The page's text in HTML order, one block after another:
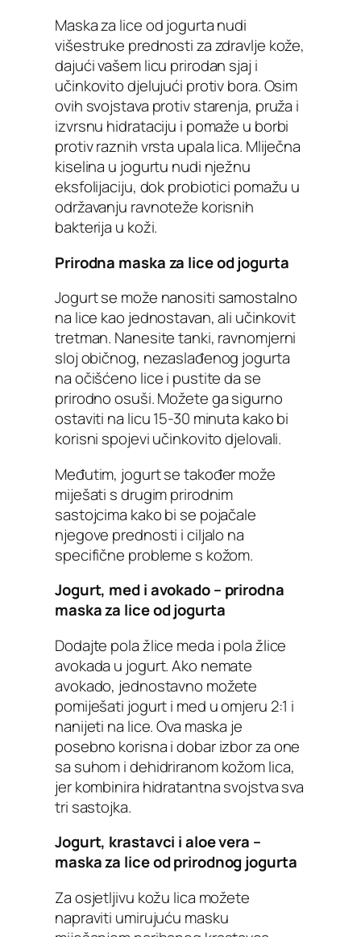
Maska za lice od jogurta nudi
višestruke prednosti za zdravlje kože,
dajući vašem licu prirodan sjaj i
učinkovito djelujući protiv bora. Osim
ovih svojstava protiv starenja, pruža i
izvrsnu hidrataciju i pomaže u borbi
protiv raznih vrsta upala lica. Mliječna
kiselina u jogurtu nudi nježnu
eksfolijaciju, dok probiotici pomažu u
održavanju ravnoteže korisnih
bakterija u koži.
Prirodna maska ​​za lice od jogurta
Jogurt se može nanositi samostalno
na lice kao jednostavan, ali učinkovit
tretman. Nanesite tanki, ravnomjerni
sloj običnog, nezaslađenog jogurta
na očišćeno lice i pustite da se
prirodno osuši. Možete ga sigurno
ostaviti na licu 15-30 minuta kako bi
korisni spojevi učinkovito djelovali.
Međutim, jogurt se također može
miješati s drugim prirodnim
sastojcima kako bi se pojačale
njegove prednosti i ciljalo na
specifične probleme s kožom.
Jogurt, med i avokado – prirodna
maska ​​za lice od jogurta
Dodajte pola žlice meda i pola žlice
avokada u jogurt. Ako nemate
avokado, jednostavno možete
pomiješati jogurt i med u omjeru 2:1 i
nanijeti na lice. Ova maska ​​je
posebno korisna i dobar izbor za one
sa suhom i dehidriranom kožom lica,
jer kombinira hidratantna svojstva sva
tri sastojka.
Jogurt, krastavci i aloe vera –
maska ​​za lice od prirodnog jogurta
Za osjetljivu kožu lica možete
napraviti umirujuću masku